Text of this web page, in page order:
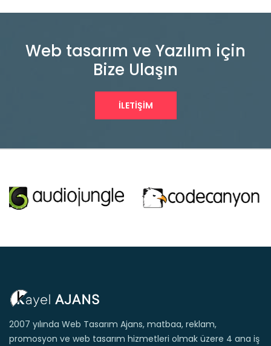
Web tasarım ve Yazılım için
Bize Ulaşın
İLETIŞIM
2007 yılında Web Tasarım Ajans, matbaa, reklam,
promosyon ve web tasarım hizmetleri olmak üzere 4 ana iş